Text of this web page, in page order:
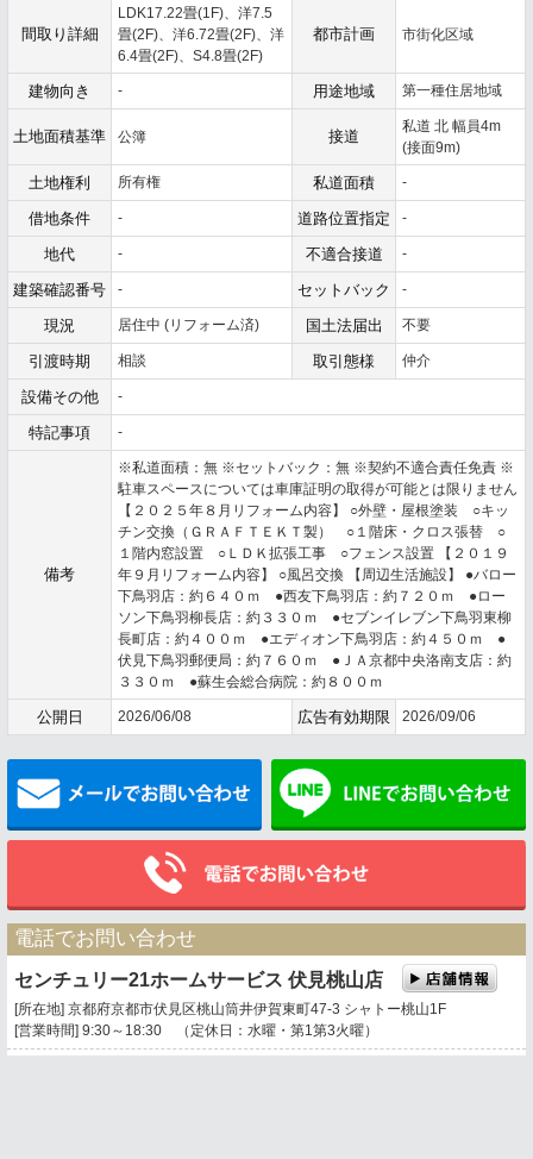
間取り詳細
LDK17.22畳(1F)、洋7.5
畳(2F)、洋6.72畳(2F)、洋
6.4畳(2F)、S4.8畳(2F)
都市計画 市街化区域
建物向き - 用途地域 第一種住居地域
土地面積基準 公簿 接道
私道 北 幅員4m
(接面9m)
土地権利 所有権 私道面積 -
借地条件 - 道路位置指定 -
地代 - 不適合接道 -
建築確認番号 - セットバック -
現況 居住中 (リフォーム済) 国土法届出 不要
引渡時期 相談 取引態様 仲介
設備その他 -
特記事項 -
備考
※私道面積：無 ※セットバック：無 ※契約不適合責任免責 ※
駐車スペースについては車庫証明の取得が可能とは限りません
【２０２５年８月リフォーム内容】 ○外壁・屋根塗装 ○キッ
チン交換（ＧＲＡＦＴＥＫＴ製） ○１階床・クロス張替 ○
１階内窓設置 ○ＬＤＫ拡張工事 ○フェンス設置 【２０１９
年９月リフォーム内容】 ○風呂交換 【周辺生活施設】 ●バロー
下鳥羽店：約６４０ｍ ●西友下鳥羽店：約７２０ｍ ●ロー
ソン下鳥羽柳長店：約３３０ｍ ●セブンイレブン下鳥羽東柳
長町店：約４００ｍ ●エディオン下鳥羽店：約４５０ｍ ●
伏見下鳥羽郵便局：約７６０ｍ ●ＪＡ京都中央洛南支店：約
３３０ｍ ●蘇生会総合病院：約８００ｍ
公開日 2026/06/08 広告有効期限 2026/09/06
メールでお問い合わせ
電話でお問い合わせ
センチュリー21ホームサービス 伏見桃山店
[所在地] 京都府京都市伏見区桃山筒井伊賀東町47-3 シャトー桃山1F
[営業時間] 9:30～18:30 （定休日：水曜・第1第3火曜）